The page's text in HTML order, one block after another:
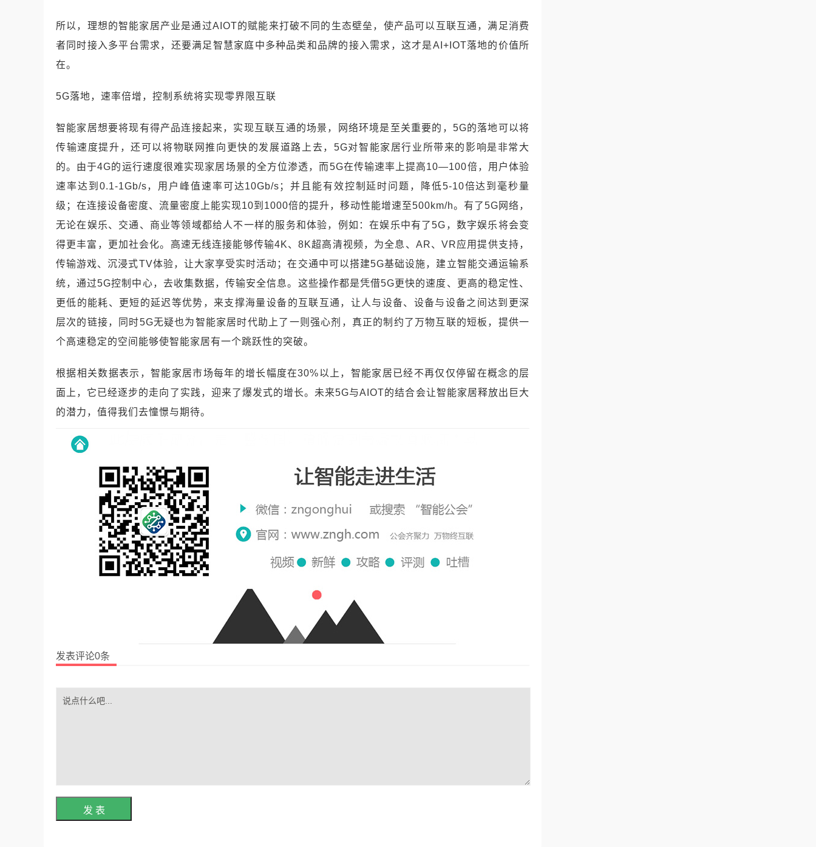
所以，理想的智能家居产业是通过AIOT的赋能来打破不同的生态壁垒，使产品可以互联互通，满足消费
者同时接入多平台需求，还要满足智慧家庭中多种品类和品牌的接入需求，这才是AI+IOT落地的价值所
在。
5G落地，速率倍增，控制系统将实现零界限互联
智能家居想要将现有得产品连接起来，实现互联互通的场景，网络环境是至关重要的，5G的落地可以将
传输速度提升，还可以将物联网推向更快的发展道路上去，5G对智能家居行业所带来的影响是非常大
的。由于4G的运行速度很难实现家居场景的全方位渗透，而5G在传输速率上提高10—100倍，用户体验
速率达到0.1-1Gb/s，用户峰值速率可达10Gb/s；并且能有效控制延时问题，降低5-10倍达到毫秒量
级；在连接设备密度、流量密度上能实现10到1000倍的提升，移动性能增速至500km/h。有了5G网络，
无论在娱乐、交通、商业等领域都给人不一样的服务和体验，例如：在娱乐中有了5G，数字娱乐将会变
得更丰富，更加社会化。高速无线连接能够传输4K、8K超高清视频，为全息、AR、VR应用提供支持，
传输游戏、沉浸式TV体验，让大家享受实时活动；在交通中可以搭建5G基础设施，建立智能交通运输系
统，通过5G控制中心，去收集数据，传输安全信息。这些操作都是凭借5G更快的速度、更高的稳定性、
更低的能耗、更短的延迟等优势，来支撑海量设备的互联互通，让人与设备、设备与设备之间达到更深
层次的链接，同时5G无疑也为智能家居时代助上了一则强心剂，真正的制约了万物互联的短板，提供一
个高速稳定的空间能够使智能家居有一个跳跃性的突破。
根据相关数据表示，智能家居市场每年的增长幅度在30%以上，智能家居已经不再仅仅停留在概念的层
面上，它已经逐步的走向了实践，迎来了爆发式的增长。未来5G与AIOT的结合会让智能家居释放出巨大
的潜力，值得我们去憧憬与期待。
发表评论0条
发 表